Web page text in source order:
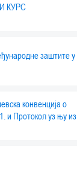
КУРС
заштите у
конвенција о
и Протокол уз њу из